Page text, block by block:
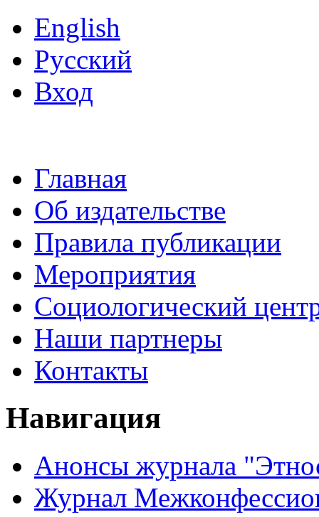
English
Русский
Вход
Главная
Об издательстве
Правила публикации
Мероприятия
Социологический
Наши партнеры
Контакты
Навигация
Анонсы журнала
Журнал